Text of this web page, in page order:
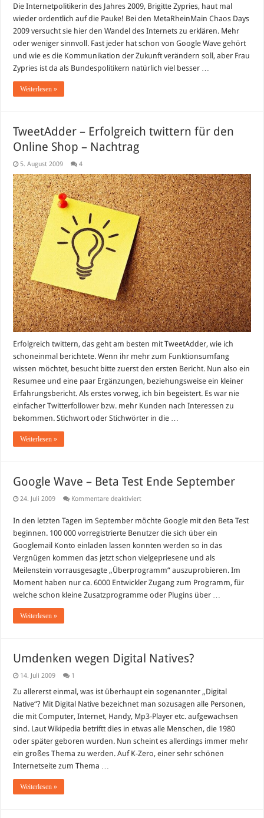
ihr
schon…
Google
SMS?
Oder
doch
Google
Wave?
Die Internetpolitikerin des Jahres 2009, Brigitte Zypries, haut mal
wieder ordentlich auf die Pauke! Bei den MetaRheinMain Chaos Days
2009 versucht sie hier den Wandel des Internets zu erklären. Mehr
oder weniger sinnvoll. Fast jeder hat schon von Google Wave gehört
und wie es die Kommunikation der Zukunft verändern soll, aber Frau
Zypries ist da als Bundespolitikern natürlich viel besser …
Weiterlesen »
TweetAdder – Erfolgreich twittern für den
Online Shop – Nachtrag
5. August 2009 4
Erfolgreich twittern, das geht am besten mit TweetAdder, wie ich
schoneinmal berichtete. Wenn ihr mehr zum Funktionsumfang
wissen möchtet, besucht bitte zuerst den ersten Bericht. Nun also ein
Resumee und eine paar Ergänzungen, beziehungsweise ein kleiner
Erfahrungsbericht. Als erstes vorweg, ich bin begeistert. Es war nie
einfacher Twitterfollower bzw. mehr Kunden nach Interessen zu
bekommen. Stichwort oder Stichwörter in die …
Weiterlesen »
Google Wave – Beta Test Ende September
24. Juli 2009 Kommentare deaktiviertfür
–
Beta
Test
Ende
In den letzten Tagen im September möchte Google mit den Beta Test
beginnen. 100 000 vorregistrierte Benutzer die sich über ein
Googlemail Konto einladen lassen konnten werden so in das
Vergnügen kommen das jetzt schon vielgepriesene und als
Meilenstein vorrausgesagte „Überprogramm“ auszuprobieren. Im
Moment haben nur ca. 6000 Entwickler Zugang zum Programm, für
welche schon kleine Zusatzprogramme oder Plugins über …
Weiterlesen »
Umdenken wegen Digital Natives?
14. Juli 2009 1
Zu allererst einmal, was ist überhaupt ein sogenannter „Digital
Native“? Mit Digital Native bezeichnet man sozusagen alle Personen,
die mit Computer, Internet, Handy, Mp3-Player etc. aufgewachsen
sind. Laut Wikipedia betriftt dies in etwas alle Menschen, die 1980
oder später geboren wurden. Nun scheint es allerdings immer mehr
ein großes Thema zu werden. Auf K-Zero, einer sehr schönen
Internetseite zum Thema …
Weiterlesen »